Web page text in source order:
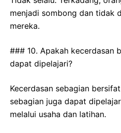
menjadi sombong dan tidak
mereka.
### 10. Apakah kecerdasan
dapat dipelajari?
Kecerdasan sebagian
sebagian juga dapat
melalui usaha dan latihan.